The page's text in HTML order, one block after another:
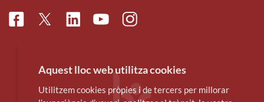
FacebookTwitterLinkedinYoutubeInstagram
Aquest lloc web utilitza cookies
Utilitzem cookies pròpies i de tercers per millorar